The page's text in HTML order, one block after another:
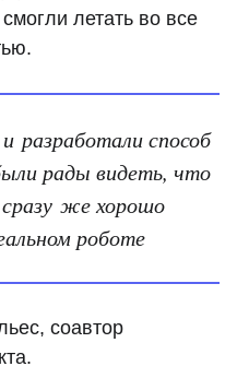
летать во все
разработали способ
рады видеть, что
сразу же хорошо
роботе
соавтор